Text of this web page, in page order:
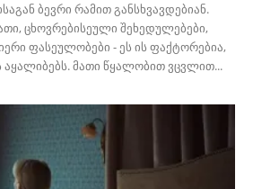
ბევრი რამით განსხვავდებიან.
ცხოვრებისეული შეხედულებები,
ფასეულობები - ეს ის ფაქტორებია,
მათი წყალობით ვცვლით...